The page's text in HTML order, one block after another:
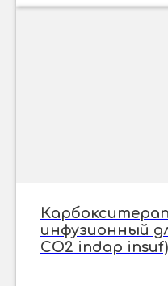
инфузионный
СО2 indap insuf)